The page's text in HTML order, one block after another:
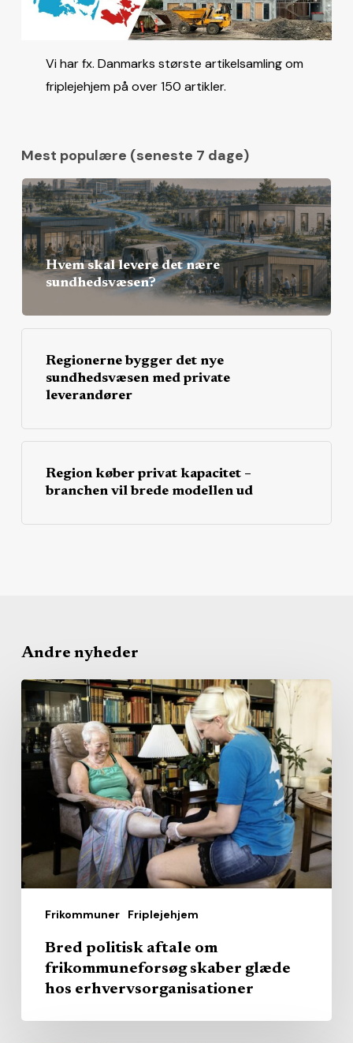
Vi har fx. Danmarks største artikelsamling om
friplejehjem på over 150 artikler.
Mest populære (seneste 7 dage)
Hvem skal levere det nære
sundhedsvæsen?
Regionerne bygger det nye
sundhedsvæsen med private
leverandører
Region køber privat kapacitet –
branchen vil brede modellen ud
Andre nyheder
Frikommuner Friplejehjem
Bred
politisk
aftale
om
frikommuneforsøg
skaber
hos
erhvervsorganisationer
Bred politisk aftale om
frikommuneforsøg skaber glæde
hos erhvervsorganisationer